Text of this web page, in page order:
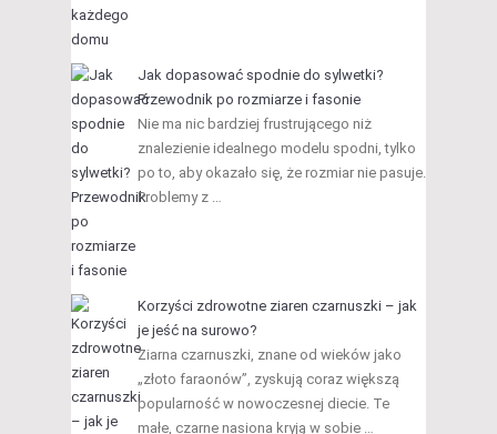
Jak dopasować spodnie do sylwetki?
Przewodnik po rozmiarze i fasonie
Nie ma nic bardziej frustrującego niż
znalezienie idealnego modelu spodni, tylko
po to, aby okazało się, że rozmiar nie pasuje.
Problemy z …
Korzyści zdrowotne ziaren czarnuszki – jak
je jeść na surowo?
Ziarna czarnuszki, znane od wieków jako
„złoto faraonów”, zyskują coraz większą
popularność w nowoczesnej diecie. Te
małe, czarne nasiona kryją w sobie …